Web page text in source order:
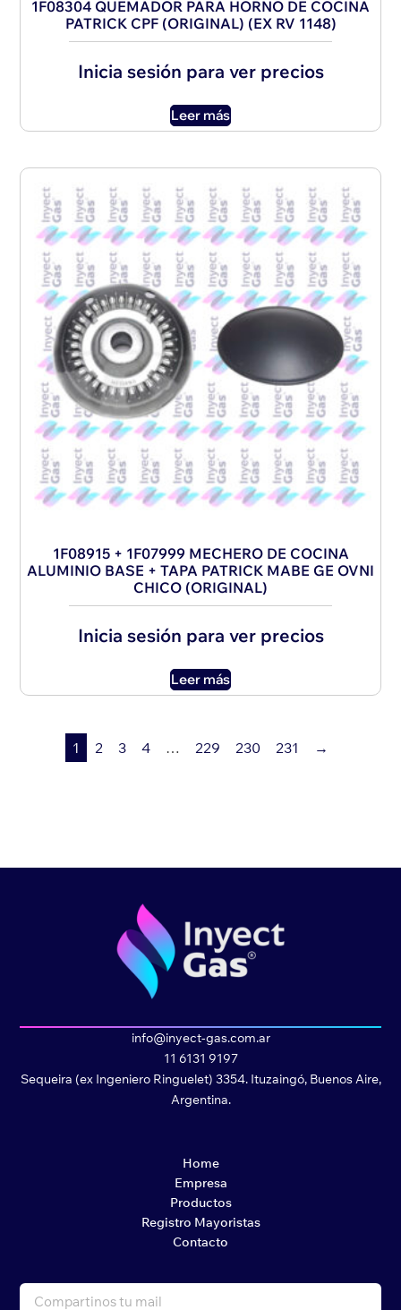
1F08304 QUEMADOR PARA HORNO DE COCINA
PATRICK CPF (ORIGINAL) (EX RV 1148)
Inicia sesión para ver precios
Leer más
1F08915 + 1F07999 MECHERO DE COCINA
ALUMINIO BASE + TAPA PATRICK MABE GE OVNI
CHICO (ORIGINAL)
Inicia sesión para ver precios
Leer más
1 2 3 4 … 229 230 231 →
info@inyect-gas.com.ar
11 6131 9197
Sequeira (ex Ingeniero Ringuelet) 3354. Ituzaingó, Buenos Aire,
Argentina.
Home
Empresa
Productos
Registro Mayoristas
Contacto